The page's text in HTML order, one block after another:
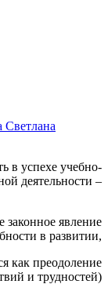
Светлана
в успехе учебно-
деятельности –
явление
в развитии,
как преодоление
и трудностей)